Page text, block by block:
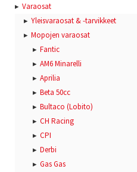
Varaosat
Yleisvaraosat & -tarvikkeet
Mopojen varaosat
Fantic
AM6 Minarelli
Aprilia
Beta 50cc
Bultaco (Lobito)
CH Racing
CPI
Derbi
Gas Gas